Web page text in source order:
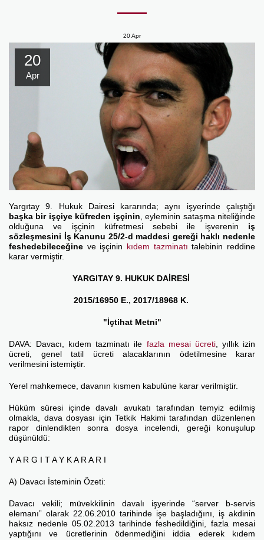
20Apr
20
Apr
Yargıtay 9. Hukuk Dairesi kararında; aynı işyerinde çalıştığı
başka bir işçiye küfreden işçinin, eyleminin sataşma niteliğinde
olduğuna ve işçinin küfretmesi sebebi ile işverenin iş
sözleşmesini İş Kanunu 25/2-d maddesi gereği haklı nedenle
feshedebileceğine ve işçinin kıdem tazminatı talebinin reddine
karar vermiştir.
YARGITAY 9. HUKUK DAİRESİ
2015/16950 E., 2017/18968 K.
"İçtihat Metni"
DAVA: Davacı, kıdem tazminatı ile fazla mesai ücreti, yıllık izin
ücreti, genel tatil ücreti alacaklarının ödetilmesine karar
verilmesini istemiştir.
Yerel mahkemece, davanın kısmen kabulüne karar verilmiştir.
Hüküm süresi içinde davalı avukatı tarafından temyiz edilmiş
olmakla, dava dosyası için Tetkik Hakimi tarafından düzenlenen
rapor dinlendikten sonra dosya incelendi, gereği konuşulup
düşünüldü:
Y A R G I T A Y K A R A R I
A) Davacı İsteminin Özeti:
Davacı vekili; müvekkilinin davalı işyerinde “server b-servis
elemanı” olarak 22.06.2010 tarihinde işe başladığını, iş akdinin
haksız nedenle 05.02.2013 tarihinde feshedildiğini, fazla mesai
yaptığını ve ücretlerinin ödenmediğini iddia ederek kıdem